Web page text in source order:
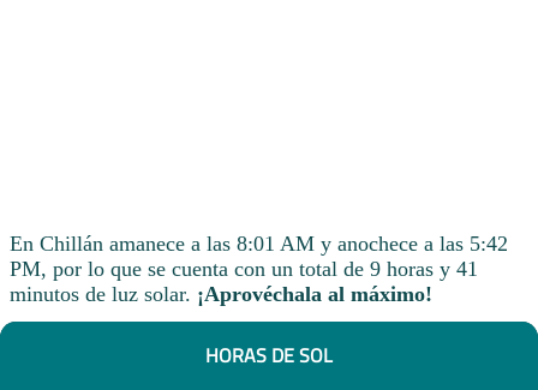
En Chillán amanece a las 8:01 AM y anochece a las 5:42
PM, por lo que se cuenta con un total de 9 horas y 41
minutos de luz solar. ¡Aprovéchala al máximo!
HORAS DE SOL